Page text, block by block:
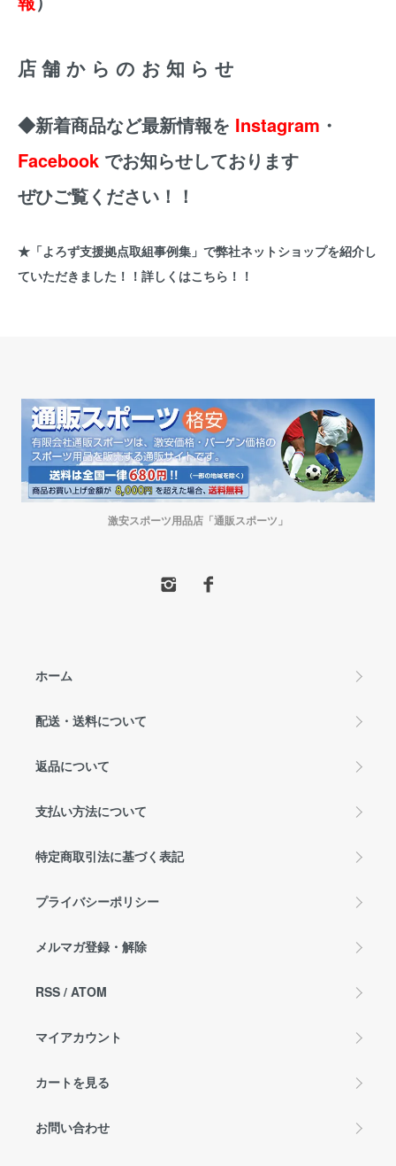
店舗からのお知らせ
◆新着商品など最新情報を Instagram ・
Facebook でお知らせしております
ぜひご覧ください！！
★ 「よろず支援拠点取組事例集」で弊社ネットショップを紹介し
ていただきました！！詳しくはこちら！！
激安スポーツ用品店「通販スポーツ」
ホーム
配送・送料について
返品について
支払い方法について
特定商取引法に基づく表記
プライバシーポリシー
メルマガ登録・解除
RSS / ATOM
マイアカウント
カートを見る
お問い合わせ